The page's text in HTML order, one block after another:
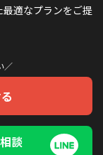
適なプランをご提
／
談